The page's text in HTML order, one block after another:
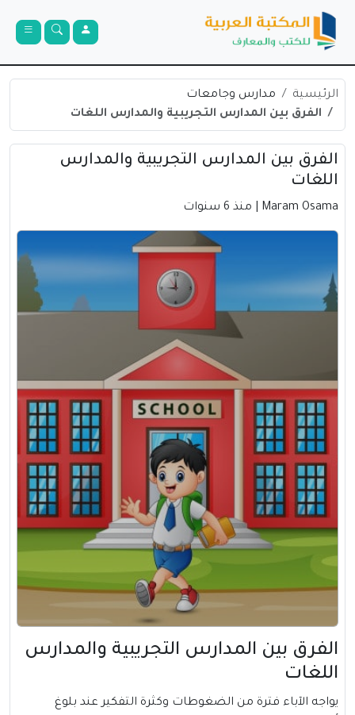
الرئيسية
مدارس وجامعات
الفرق بين المدارس التجريبية والمدارس اللغات
الفرق بين المدارس التجريبية والمدارس
اللغات
Maram Osama| منذ 6 سنوات
الفرق بين المدارس التجريبية والمدارس
اللغات
يواجه الآباء فترة من الضغوطات وكثرة التفكير عند بلوغ